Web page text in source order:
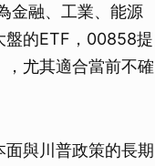
金融、工業、能源
盤的ETF，00858提
尤其適合當前不確
與川普政策的長期